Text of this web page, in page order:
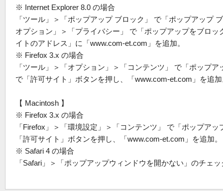
※ Internet Explorer 8.0 の場合
「ツール」＞「ポップアップ ブロック」 で「ポップアップ
オプション」＞「プライバシー」 で「ポップアップをブロ
イトのアドレス」に「www.com-et.com」を追加。
※ Firefox 3.x の場合
「ツール」＞「オプション」＞「コンテンツ」 で「ポップ
で「許可サイト」ボタンを押し、「www.com-et.com」を追
【 Macintosh 】
※ Firefox 3.x の場合
「Firefox」＞「環境設定」＞「コンテンツ」 で「ポップア
「許可サイト」ボタンを押し、「www.com-et.com」を追加。
※ Safari 4 の場合
「Safari」＞「ポップアップウィンドウを開かない」のチェ